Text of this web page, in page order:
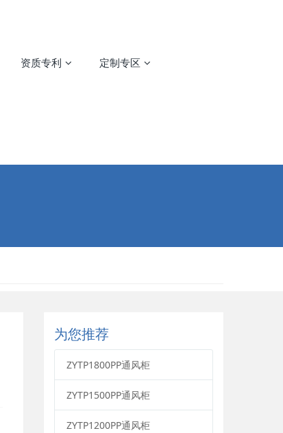
资质专利 定制专区
为您推荐
ZYTP1800PP通风柜
ZYTP1500PP通风柜
ZYTP1200PP通风柜